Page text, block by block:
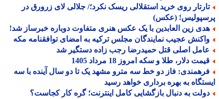
روی خرید استقلالی ریسک نکرد؛/ جلالی لای زرورق در
(عکس)
زین العابدین با یک عکس هنری متفاوت دوباره خبرساز شد!
عجیب نمایندگان مجلس ترکیه به امضای توافقنامه مکه
اصلی قتل حمیدرضا رجب زاده دستگیر شد
دلار، طلا و سکه امروز 18 مرداد 1405
فاز دو خط سه مترو مشهد یک تا دو سال آینده با سه
به بهره برداری خواهد رسید
به دنبال بازگشایی کامل اینترنت؛ گره کار کجاست؟